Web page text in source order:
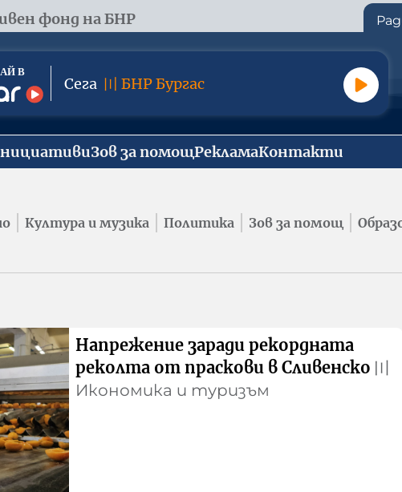
фонд на БНР
Сега 〣 БНР Бургас
Зов за помощРекламаКонтакти
Култура и музика Политика Зов за помощ
Напрежение заради рекордната
реколта от праскови в Сливенско 〣
Икономика и туризъм